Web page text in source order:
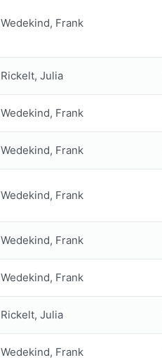
Wedekind, Frank
Rickelt, Julia
Wedekind, Frank
Wedekind, Frank
Wedekind, Frank
Wedekind, Frank
Wedekind, Frank
Rickelt, Julia
Wedekind, Frank